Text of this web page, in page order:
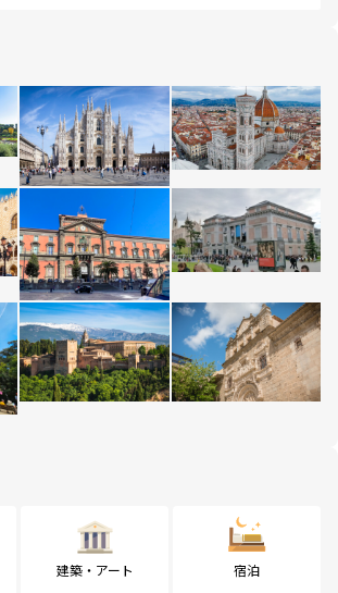
建築・アート 宿泊